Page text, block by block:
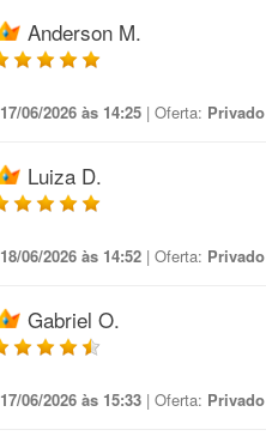
Anderson M.
17/06/2026 às 14:25 | Oferta: Privado
Luiza D.
18/06/2026 às 14:52 | Oferta: Privado
Gabriel O.
17/06/2026 às 15:33 | Oferta: Privado